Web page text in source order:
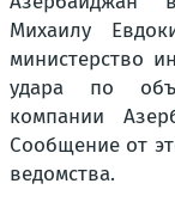
Михаилу
министерство
удара по
компании
Сообщение от
ведомства.